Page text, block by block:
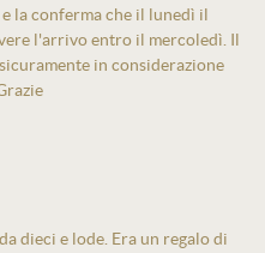
la conferma che il lunedì il
l'arrivo entro il mercoledì. Il
in considerazione
dieci e lode. Era un regalo di